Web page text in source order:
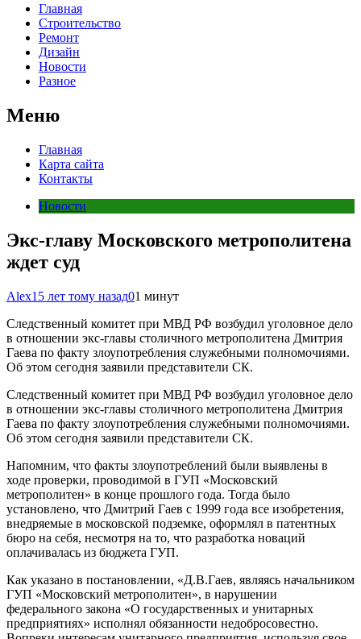
Главная
Строительство
Ремонт
Дизайн
Новости
Разное
Меню
Главная
Карта сайта
Контакты
Новости
Экс-главу Московского метрополитена
ждет суд
Alex15 лет тому назад01 минут
Следственный комитет при МВД РФ возбудил уголовное дело
в отношении экс-главы столичного метрополитена Дмитрия
Гаева по факту злоупотребления служебными полномочиями.
Об этом сегодня заявили представители СК.
Следственный комитет при МВД РФ возбудил уголовное дело
в отношении экс-главы столичного метрополитена Дмитрия
Гаева по факту злоупотребления служебными полномочиями.
Об этом сегодня заявили представители СК.
Напомним, что факты злоупотреблений были выявлены в
ходе проверки, проводимой в ГУП «Московский
метрополитен» в конце прошлого года. Тогда было
установлено, что Дмитрий Гаев с 1999 года все изобретения,
внедряемые в московской подземке, оформлял в патентных
бюро на себя, несмотря на то, что разработка новаций
оплачивалась из бюджета ГУП.
Как указано в постановлении, «Д.В.Гаев, являясь начальником
ГУП «Московский метрополитен», в нарушении
федерального закона «О государственных и унитарных
предприятиях» исполнял обязанности недобросовестно.